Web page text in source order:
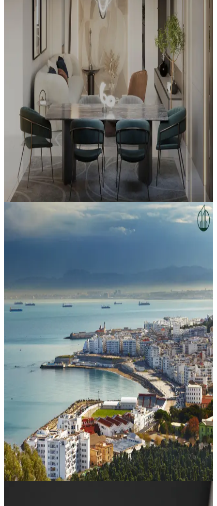
Oussama Promotion Immobilière
Pourquoi les bons appartements partent
toujours en premier chez Oussama Promotion
Oussama Promotion Immobilière
Les 04 quartiers d’Alger avec la plus forte
valorisation sur 5 ans